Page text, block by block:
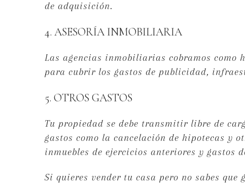
de adquisición.
4. ASESORÍA INMOBILIARIA
Las agencias inmobiliarias cobramos
para cubrir los gastos de publicidad,
5. OTROS GASTOS
Tu propiedad se debe transmitir libre de
gastos como la cancelación de hipotecas y
inmuebles de ejercicios anteriores y gastos
Si quieres vender tu casa pero no sabes